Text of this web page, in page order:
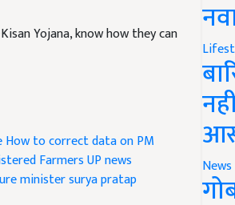
Yojana, know how they can
How to correct data on PM
FarmersUP news
ministersurya pratap
News